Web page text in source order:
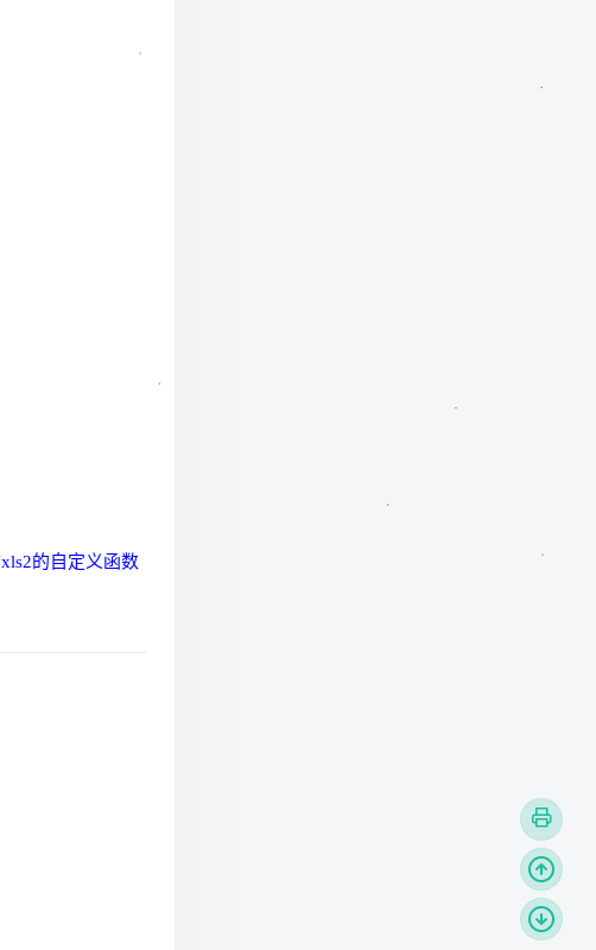
的自定义函数